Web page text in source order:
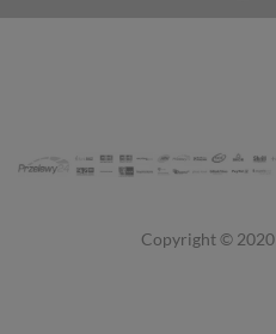
Copyright © 2020